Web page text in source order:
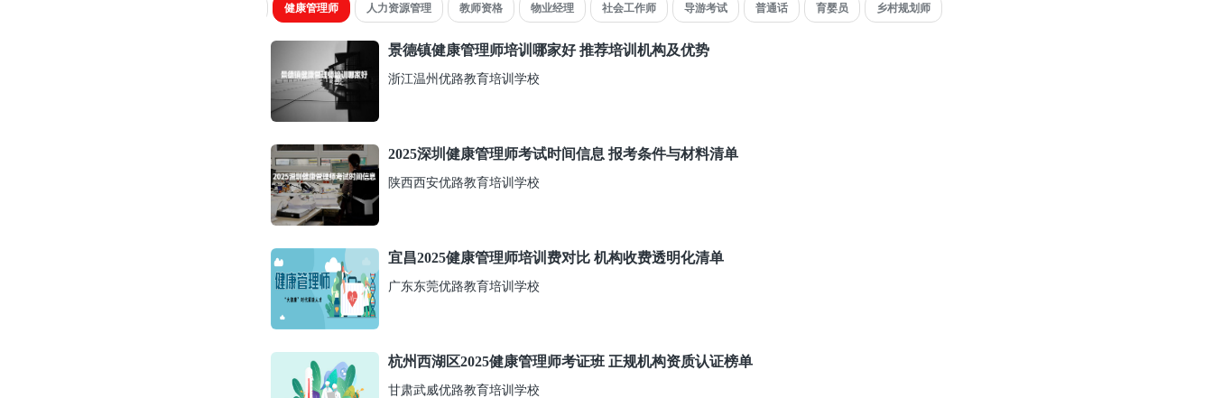
健康管理师 人力资源管理 教师资格 物业经理 社会工作师 导游考试 普通话 育婴员 乡村规划师
景德镇健康管理师培训哪家好 推荐培训机构及优势
浙江温州优路教育培训学校
2025深圳健康管理师考试时间信息 报考条件与材料清单
陕西西安优路教育培训学校
宜昌2025健康管理师培训费对比 机构收费透明化清单
广东东莞优路教育培训学校
杭州西湖区2025健康管理师考证班 正规机构资质认证榜单
甘肃武威优路教育培训学校